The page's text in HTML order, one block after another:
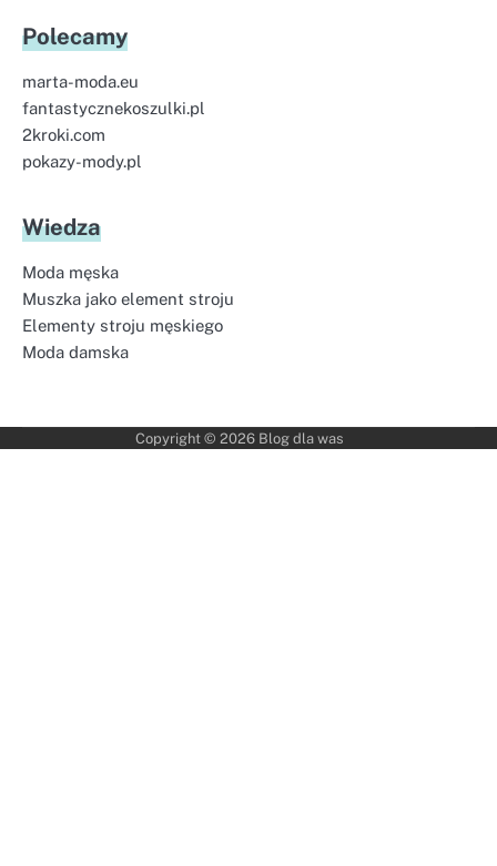
Polecamy
marta-moda.eu
fantastycznekoszulki.pl
2kroki.com
pokazy-mody.pl
Wiedza
Moda męska
Muszka jako element stroju
Elementy stroju męskiego
Moda damska
Copyright © 2026 Blog dla was